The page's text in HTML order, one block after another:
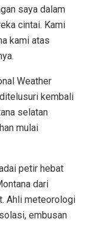
saya dalam
cintai. Kami
kami atas
Weather
kembali
selatan
mulai
petir hebat
dari
Ahli meteorologi
embusan